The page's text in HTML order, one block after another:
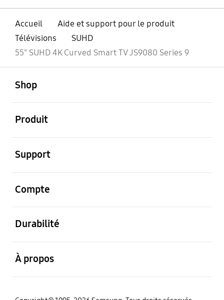
Accueil
Aide et support pour le produit
Télévisions
SUHD
55" SUHD 4K Curved Smart TV JS9080 Series 9
Shop
Produit
Support
Compte
Durabilité
À propos